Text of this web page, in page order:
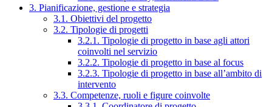
3. Pianificazione, gestione e strategia
3.1. Obiettivi del progetto
3.2. Tipologie di progetti
3.2.1. Tipologie di progetto in base agli attori
coinvolti nel servizio
3.2.2. Tipologie di progetto in base al focus
3.2.3. Tipologie di progetto in base all’ambito di
intervento
3.3. Competenze, ruoli e figure coinvolte